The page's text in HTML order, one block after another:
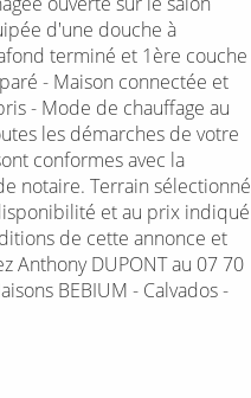
d'une douche à
terminé et 1ère couche
- Maison connectée et
- Mode de chauffage au
les démarches de votre
conformes avec la
notaire. Terrain sélectionné
et au prix indiqué
de cette annonce et
Anthony DUPONT au 07 70
BEBIUM - Calvados -